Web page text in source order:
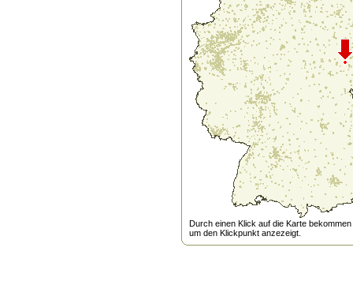
Durch einen Klick auf die Karte
um den Klickpunkt anzezeigt.